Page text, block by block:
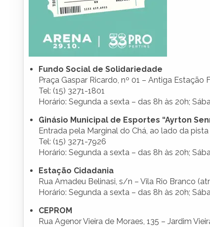
Fundo Social de Solidariedade
Praça Gaspar Ricardo, nº 01 – Antiga Estação
Tel: (15) 3271-1801
Horário: Segunda a sexta – das 8h às 20h;
Ginásio Municipal de Esportes “Ayrton
Entrada pela Marginal do Chá, ao lado da
Tel: (15) 3271-7926
Horário: Segunda a sexta – das 8h às 20h;
Estação Cidadania
Rua Amadeu Belinasi, s/n – Vila Rio Branco
Horário: Segunda a sexta – das 8h às 20h;
CEPROM
Rua Agenor Vieira de Moraes, 135 – Jardim